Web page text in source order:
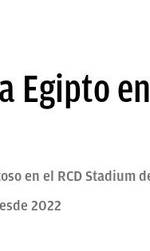
en el RCD Stadium
2022